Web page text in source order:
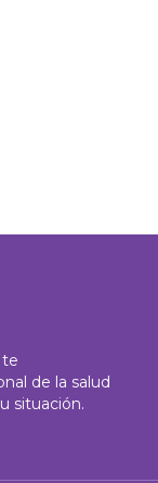
de la salud
situación.